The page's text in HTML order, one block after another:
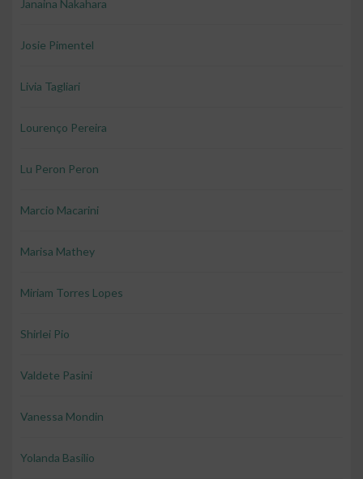
Janaina Nakahara
Josie Pimentel
Livia Tagliari
Lourenço Pereira
Lu Peron Peron
Marcio Macarini
Marisa Mathey
Miriam Torres Lopes
Shirlei Pio
Valdete Pasini
Vanessa Mondin
Yolanda Basilio